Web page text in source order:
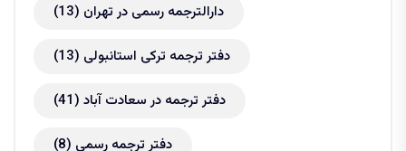
دارالترجمه رسمی در تهران (13)
دفتر ترجمه ترکی استانبولی (13)
دفتر ترجمه در سعادت آباد (41)
دفتر ترجمه رسمی (8)